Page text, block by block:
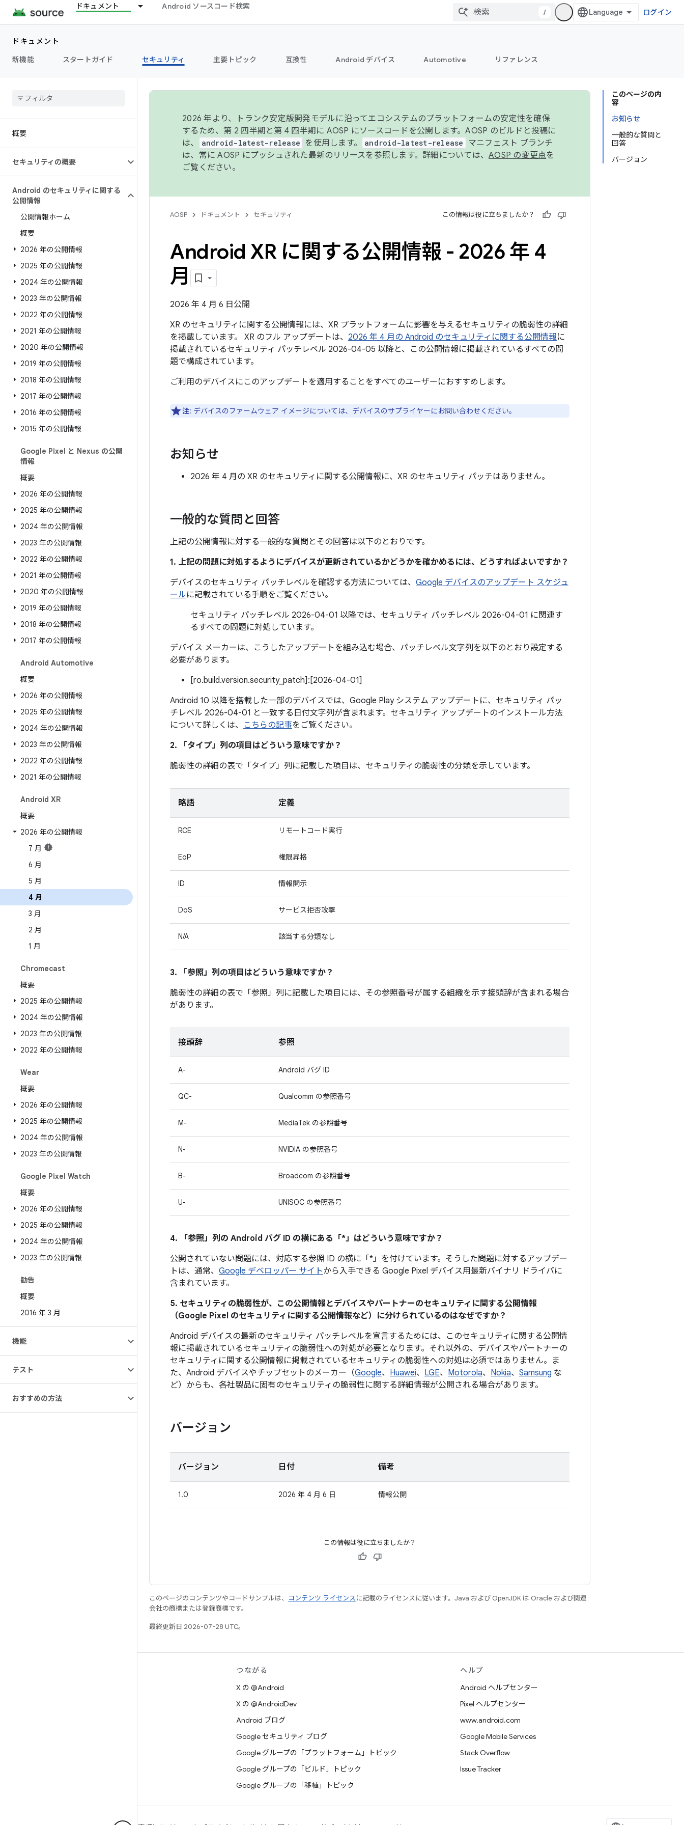
ドキュメント Android ソースコード検索
/ ログイン
ドキュメント
新機能
スタートガイド セキュリティ 主要トピック 互換性 Android デバイス Automotive リファレンス
概要
セキュリティの概要
Android のセキュリティに関する
公開情報
公開情報ホーム
概要
2026 年の公開情報
2025 年の公開情報
2024 年の公開情報
2023 年の公開情報
2022 年の公開情報
2021 年の公開情報
2020 年の公開情報
2019 年の公開情報
2018 年の公開情報
2017 年の公開情報
2016 年の公開情報
2015 年の公開情報
Google Pixel と Nexus の公開
情報
概要
2026 年の公開情報
2025 年の公開情報
2024 年の公開情報
2023 年の公開情報
2022 年の公開情報
2021 年の公開情報
2020 年の公開情報
2019 年の公開情報
2018 年の公開情報
2017 年の公開情報
Android Automotive
概要
2026 年の公開情報
2025 年の公開情報
2024 年の公開情報
2023 年の公開情報
2022 年の公開情報
2021 年の公開情報
Android XR
概要
2026 年の公開情報
7 月
6 月
5 月
4 月
3 月
2 月
1 月
Chromecast
概要
2025 年の公開情報
2024 年の公開情報
2023 年の公開情報
2022 年の公開情報
Wear
概要
2026 年の公開情報
2025 年の公開情報
2024 年の公開情報
2023 年の公開情報
Google Pixel Watch
概要
2026 年の公開情報
2025 年の公開情報
2024 年の公開情報
2023 年の公開情報
勧告
概要
2016 年 3 月
機能
テスト
おすすめの方法
このページの内
容
お知らせ
一般的な質問と
回答
バージョン
2026 年より、トランク安定版開発モデルに沿ってエコシステムのプラットフォームの安定性を確保
するため、第 2 四半期と第 4 四半期に AOSP にソースコードを公開します。AOSP のビルドと投稿に
は、
android-latest-release を使用します。 android-latest-release
マニフェスト ブランチ
は、常に AOSP にプッシュされた最新のリリースを参照します。詳細については、 AOSP の変更点を
ご覧ください。
AOSP ドキュメント セキュリティ この情報は役に立ちましたか？
Android XR に関する公開情報 - 2026 年 4
月
2026 年 4 月 6 日公開
XR のセキュリティに関する公開情報には、XR プラットフォームに影響を与えるセキュリティの脆弱性の詳細
を掲載しています。 XR のフル アップデートは、 2026 年 4 月の Android のセキュリティに関する公開情報に
掲載されているセキュリティ パッチレベル 2026-04-05 以降と、この公開情報に掲載されているすべての問
題で構成されています。
ご利用のデバイスにこのアップデートを適用することをすべてのユーザーにおすすめします。
注: デバイスのファームウェア イメージについては、デバイスのサプライヤーにお問い合わせください。
お知らせ
2026 年 4 月の XR のセキュリティに関する公開情報に、XR のセキュリティ パッチはありません。
一般的な質問と回答
上記の公開情報に対する一般的な質問とその回答は以下のとおりです。
1. 上記の問題に対処するようにデバイスが更新されているかどうかを確かめるには、どうすればよいですか？
デバイスのセキュリティ パッチレベルを確認する方法については、 Google デバイスのアップデート スケジュ
ールに記載されている手順をご覧ください。
セキュリティ パッチレベル 2026-04-01 以降では、セキュリティ パッチレベル 2026-04-01 に関連す
るすべての問題に対処しています。
デバイス メーカーは、こうしたアップデートを組み込む場合、パッチレベル文字列を以下のとおり設定する
必要があります。
[ro.build.version.security_patch]:[2026-04-01]
Android 10 以降を搭載した一部のデバイスでは、Google Play システム アップデートに、セキュリティ パッ
チレベル 2026-04-01 と一致する日付文字列が含まれます。セキュリティ アップデートのインストール方法
について詳しくは、 こちらの記事をご覧ください。
2. 「タイプ」 列の項目はどういう意味ですか？
脆弱性の詳細の表で「タイプ」 列に記載した項目は、セキュリティの脆弱性の分類を示しています。
略語 定義
RCE リモートコード実行
EoP 権限昇格
ID 情報開示
DoS サービス拒否攻撃
N/A 該当する分類なし
3. 「参照」 列の項目はどういう意味ですか？
脆弱性の詳細の表で「参照」 列に記載した項目には、その参照番号が属する組織を示す接頭辞が含まれる場合
があります。
接頭辞 参照
A- Android バグ ID
QC- Qualcomm の参照番号
M- MediaTek の参照番号
N- NVIDIA の参照番号
B- Broadcom の参照番号
U- UNISOC の参照番号
4. 「参照」 列の Android バグ ID の横にある「*」はどういう意味ですか？
公開されていない問題には、対応する参照 ID の横に「*」を付けています。そうした問題に対するアップデー
トは、通常、 Google デベロッパー サイトから入手できる Google Pixel デバイス用最新バイナリ ドライバに
含まれています。
5. セキュリティの脆弱性が、この公開情報とデバイスやパートナーのセキュリティに関する公開情報
（Google Pixel のセキュリティに関する公開情報など）に分けられているのはなぜですか？
Android デバイスの最新のセキュリティ パッチレベルを宣言するためには、このセキュリティに関する公開情
報に掲載されているセキュリティの脆弱性への対処が必要となります。それ以外の、デバイスやパートナーの
セキュリティに関する公開情報に掲載されているセキュリティの脆弱性への対処は必須ではありません。ま
た、Android デバイスやチップセットのメーカー（Google、 Huawei、 LGE、 Motorola、 Nokia、 Samsung な
ど）からも、各社製品に固有のセキュリティの脆弱性に関する詳細情報が公開される場合があります。
バージョン
バージョン 日付 備考
1.0 2026 年 4 月 6 日 情報公開
この情報は役に立ちましたか？
このページのコンテンツやコードサンプルは、 コンテンツ ライセンスに記載のライセンスに従います。Java および OpenJDK は Oracle および関連
会社の商標または登録商標です。
最終更新日 2026-07-28 UTC。
つながる
X の @Android
X の @AndroidDev
Android ブログ
Google セキュリティ ブログ
Google グループの「プラットフォーム」トピック
Google グループの「ビルド」トピック
Google グループの「移植」トピック
ヘルプ
Android ヘルプセンター
Pixel ヘルプセンター
www.android.com
Google Mobile Services
Stack Overflow
Issue Tracker